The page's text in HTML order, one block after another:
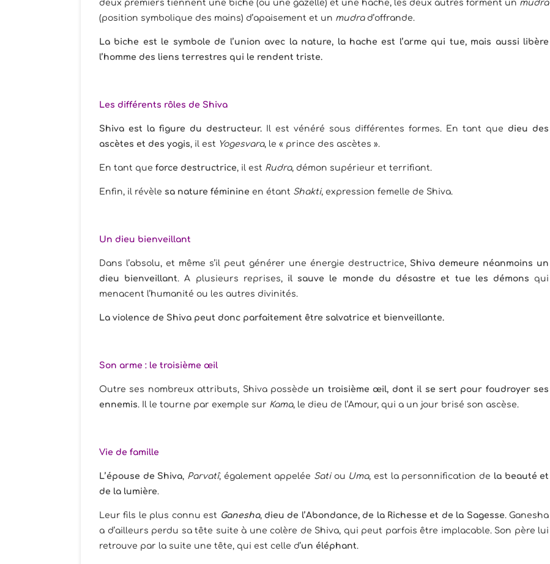
deux premiers tiennent une biche (ou une gazelle) et une hache, les deux autres forment un mudra
(position symbolique des mains) d’apaisement et un mudrad’offrande.
La biche est le symbole de l’union avec la nature, la hache est l’arme qui tue, mais aussi libère
l’homme des liens terrestres qui le rendent triste.
Les différents rôles de Shiva
Shiva est la figure du destructeur. Il est vénéré sous différentes formes. En tant que dieu des
ascètes et des yogis, il est Yogesvara, le « prince des ascètes ».
En tant que force destructrice, il est Rudra, démon supérieur et terrifiant.
Enfin, il révèle sa nature féminine en étant Shakti, expression femelle de Shiva.
Un dieu bienveillant
Dans l’absolu, et même s’il peut générer une énergie destructrice, Shiva demeure néanmoins un
dieu bienveillant. A plusieurs reprises, il sauve le monde du désastre et tue les démons qui
menacent l’humanité ou les autres divinités.
La violence de Shiva peut donc parfaitement être salvatrice et bienveillante.
Son arme : le troisième œil
Outre ses nombreux attributs, Shiva possède un troisième œil, dont il se sert pour foudroyer ses
ennemis. Il le tourne par exemple sur Kama, le dieu de l’Amour, qui a un jour brisé son ascèse.
Vie de famille
L’épouse de Shiva, Parvatî, également appelée Satiou Uma, est la personnification de la beauté et
de la lumière.
Leur fils le plus connu est Ganesha, dieu de l’Abondance, de la Richesse et de la Sagesse. Ganesha
a d’ailleurs perdu sa tête suite à une colère de Shiva, qui peut parfois être implacable. Son père lui
retrouve par la suite une tête, qui est celle d’un éléphant.